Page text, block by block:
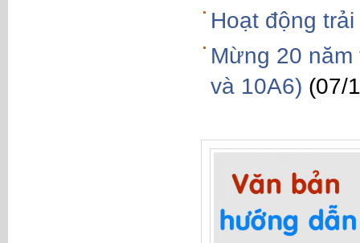
Hoạt động
Mừng 20 năm
và 10A6) (07/